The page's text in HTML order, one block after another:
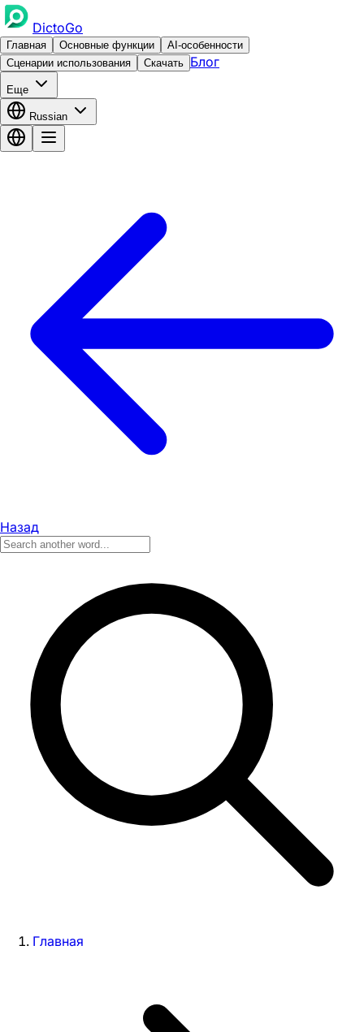
DictoGo
Главная Основные функции
AI-особенности
Сценарии использования
Скачать Блог
Еще
Russian
Назад
Главная